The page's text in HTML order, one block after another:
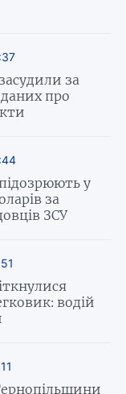
за
про
у
за
ЗСУ
водій